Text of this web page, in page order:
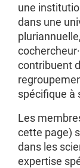
une
dans une
contribuent
spécifique à
Les
cette page)
dans les
expertise